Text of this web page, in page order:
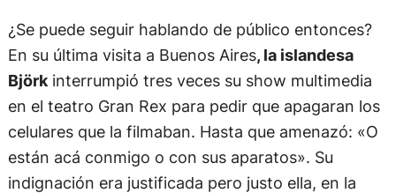
¿Se puede seguir hablando de público entonces?
En su última visita a Buenos Aires, la islandesa
Björkinterrumpió tres veces su show multimedia
en el teatro Gran Rex para pedir que apagaran los
celulares que la filmaban. Hasta que amenazó: «O
están acá conmigo o con sus aparatos». Su
indignación era justificada pero justo ella, en la